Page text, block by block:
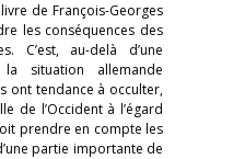
de François-Georges
les conséquences des
C’est, au-delà d’une
situation allemande
ont tendance à occulter,
de l’Occident à l’égard
prendre en compte les
partie importante de